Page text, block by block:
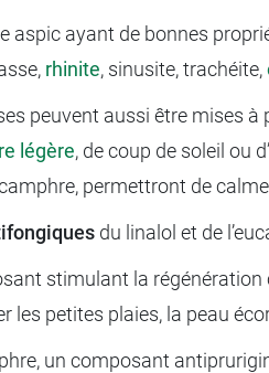
aspic ayant de bonnes
rhinite, sinusite, trachéite,
peuvent aussi être mises à
légère, de coup de soleil ou
permettront de
du linalol et de
stimulant la
les petites plaies, la peau
un composant